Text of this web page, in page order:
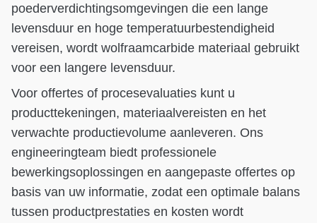
poederverdichtingsomgevingen die een lange
levensduur en hoge temperatuurbestendigheid
vereisen, wordt wolfraamcarbide materiaal gebruikt
voor een langere levensduur.
Voor offertes of procesevaluaties kunt u
producttekeningen, materiaalvereisten en het
verwachte productievolume aanleveren. Ons
engineeringteam biedt professionele
bewerkingsoplossingen en aangepaste offertes op
basis van uw informatie, zodat een optimale balans
tussen productprestaties en kosten wordt